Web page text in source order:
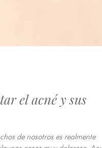
el acné y sus